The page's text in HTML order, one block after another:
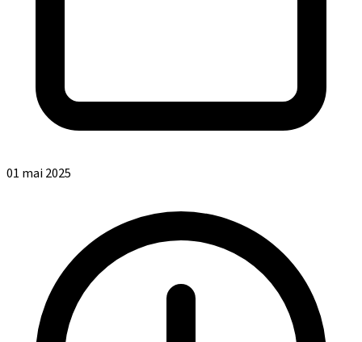
01 mai 2025